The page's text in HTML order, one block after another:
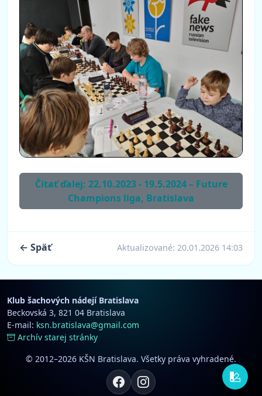
Čítať ďalej: 22.10.2023 - 19.5.2024 – Future
Champions liga, Bratislava
← Späť Aktualizované: 20.01.2026 14:03
Klub šachových nádejí Bratislava
Beckovská 3, 821 04 Bratislava
E-mail: ksn.bratislava@gmail.com
Archív starej stránky
© 2012–2026 KŠN Bratislava. Všetky práva vyhradené.